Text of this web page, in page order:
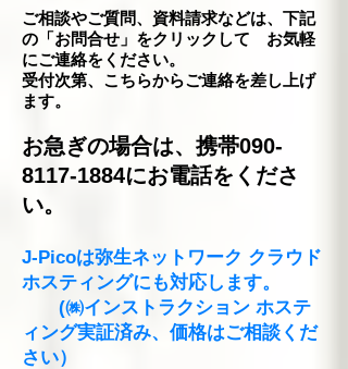
ご相談やご質問、資料請求などは、下記
の「お問合せ」をクリックして お気軽
にご連絡をください。
受付次第、こちらからご連絡を差し上げ
ます。
お急ぎの場合は、携帯090-
8117-1884にお電話をくださ
い。
J-Picoは弥生ネットワーク クラウド
ホスティングにも対応します。
(㈱インストラクション ホステ
ィング実証済み、価格はご相談くだ
さい）